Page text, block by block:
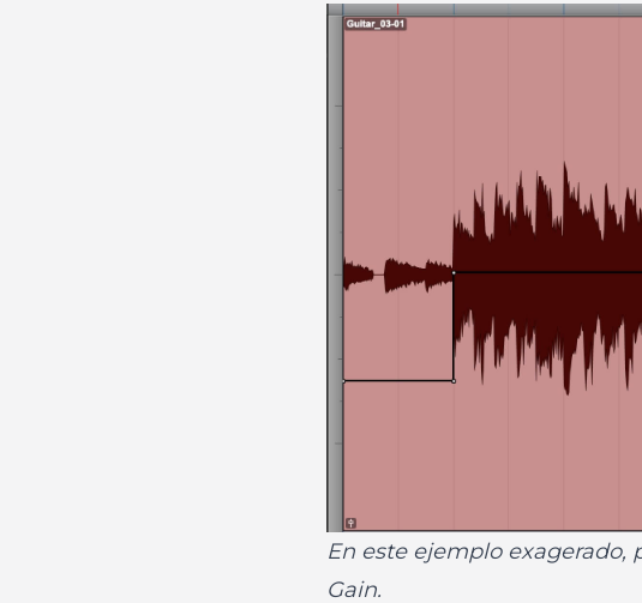
En este ejemplo exagerado,
Gain.